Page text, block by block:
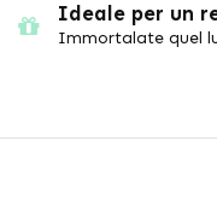
Ideale per un
Immortalate quel